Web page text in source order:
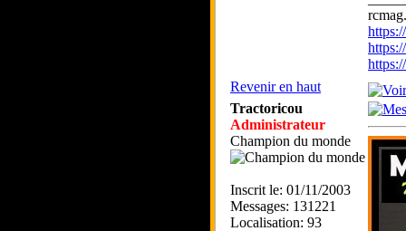
Revenir en haut
Tractoricou
Administrateur
Champion du monde
Inscrit le: 01/11/2003
Messages: 131221
Localisation: 93